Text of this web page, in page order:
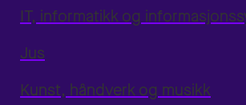
IT, informatikk og
Jus
Kunst, håndverk og musikk